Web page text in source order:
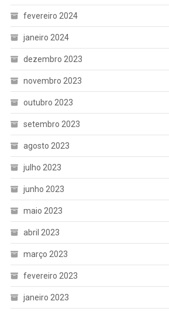
fevereiro 2024
janeiro 2024
dezembro 2023
novembro 2023
outubro 2023
setembro 2023
agosto 2023
julho 2023
junho 2023
maio 2023
abril 2023
março 2023
fevereiro 2023
janeiro 2023